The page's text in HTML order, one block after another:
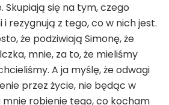
Skupiają się na tym, czego
rezygnują z tego, co w nich jest.
że podziwiają Simonę, że
mnie, za to, że mieliśmy
A ja myślę, że odwagi
przez życie, nie będąc w
mnie robienie tego, co kocham